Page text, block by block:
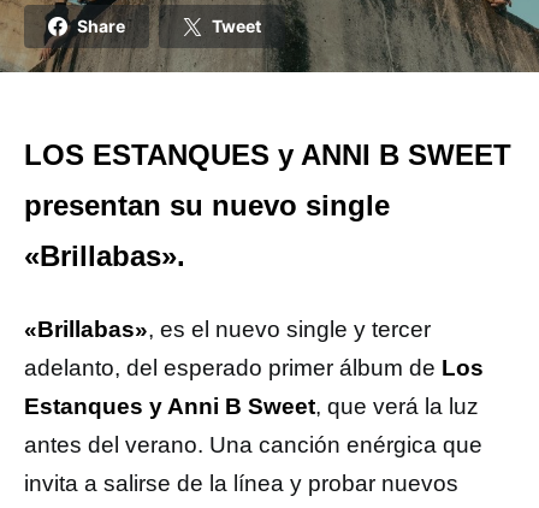
Share Tweet
LOS ESTANQUES y ANNI B SWEET
presentan su nuevo single
«Brillabas».
«Brillabas», es el nuevo single y tercer
adelanto, del esperado primer álbum de Los
Estanques y Anni B Sweet, que verá la luz
antes del verano. Una canción enérgica que
invita a salirse de la línea y probar nuevos